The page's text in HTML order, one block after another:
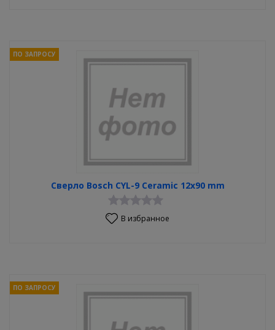
Сверло Bosch CYL-9 Ceramic 12x90 mm
ПО ЗАПРОСУ
В избранное
ПО ЗАПРОСУ